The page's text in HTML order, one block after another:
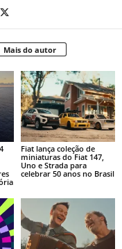
Mais do autor
Fiat lança coleção de
miniaturas do Fiat 147,
Uno e Strada para
celebrar 50 anos no Brasil